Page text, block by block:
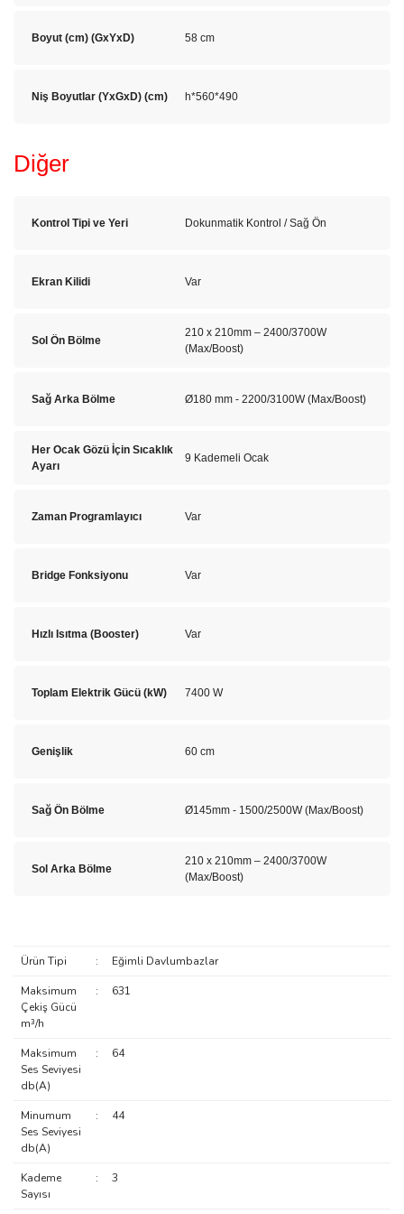
Boyut (cm) (GxYxD) 58 cm
Niş Boyutlar (YxGxD) (cm) h*560*490
Diğer
Kontrol Tipi ve Yeri Dokunmatik Kontrol / Sağ Ön
Ekran Kilidi Var
Sol Ön Bölme
210 x 210mm – 2400/3700W
(Max/Boost)
Sağ Arka Bölme Ø180 mm - 2200/3100W (Max/Boost)
Her Ocak Gözü İçin Sıcaklık
Ayarı
9 Kademeli Ocak
Zaman Programlayıcı Var
Bridge Fonksiyonu Var
Hızlı Isıtma (Booster) Var
Toplam Elektrik Gücü (kW) 7400 W
Genişlik 60 cm
Sağ Ön Bölme Ø145mm - 1500/2500W (Max/Boost)
Sol Arka Bölme
210 x 210mm – 2400/3700W
(Max/Boost)
Ürün Tipi : Eğimli Davlumbazlar
Maksimum
Çekiş Gücü
m³/h
: 631
Maksimum
Ses Seviyesi
db(A)
: 64
Minumum
Ses Seviyesi
db(A)
: 44
Kademe
Sayısı
: 3